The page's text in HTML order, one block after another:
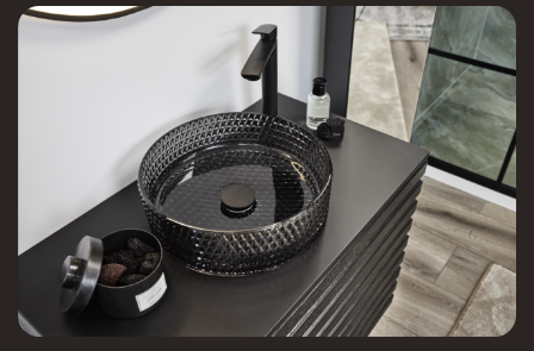
Vordingborg Køkkenet – Vesterport
Ved Vesterport 9, 1612 København V,
Danmark